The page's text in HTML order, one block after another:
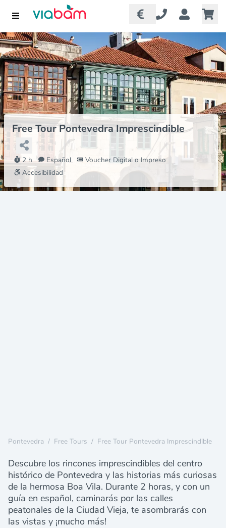
Free Tour Pontevedra Imprescindible
2 h Español
Voucher Digital o Impreso
Accesibilidad
Pontevedra / Free Tours / Free Tour Pontevedra Imprescindible
Descubre los rincones imprescindibles del centro
histórico de Pontevedra y las historias más curiosas
de la hermosa Boa Vila. Durante 2 horas, y con un
guía en español, caminarás por las calles
peatonales de la Ciudad Vieja, te asombrarás con
las vistas y ¡mucho más!